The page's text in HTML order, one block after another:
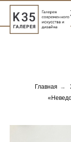
Главная →